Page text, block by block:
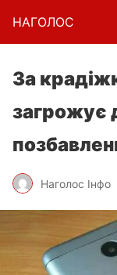
НАГОЛОC
За
загрожує
Наголос Інфо